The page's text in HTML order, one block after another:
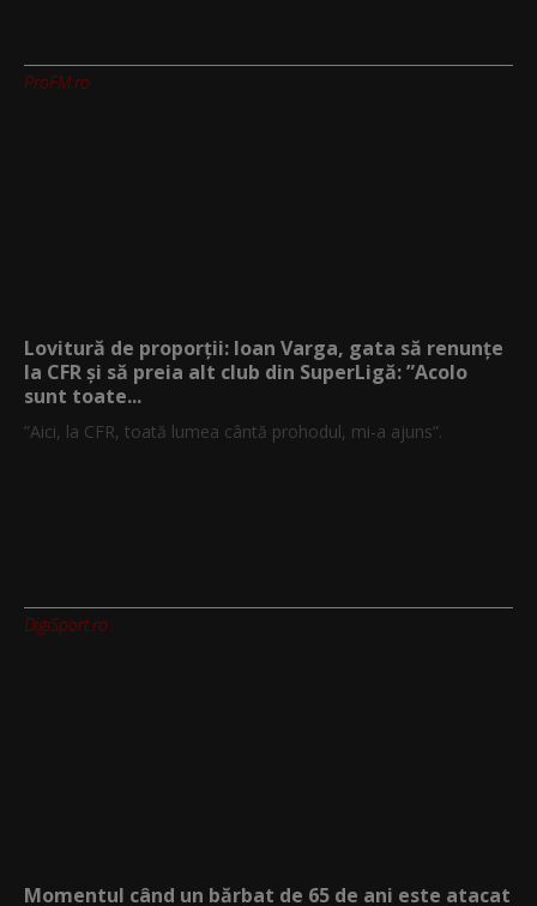
ProFM.ro
Lovitură de proporții: Ioan Varga, gata să renunțe
la CFR și să preia alt club din SuperLigă: ”Acolo
sunt toate...
”Aici, la CFR, toată lumea cântă prohodul, mi-a ajuns”.
DigiSport.ro
Momentul când un bărbat de 65 de ani este atacat